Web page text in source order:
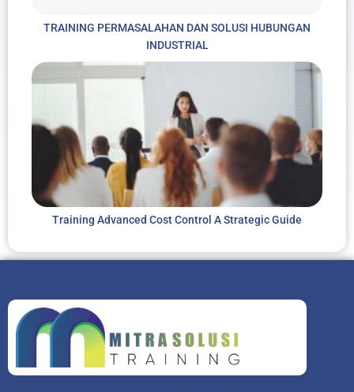
TRAINING PERMASALAHAN DAN SOLUSI HUBUNGAN
INDUSTRIAL
Training Advanced Cost Control A Strategic Guide